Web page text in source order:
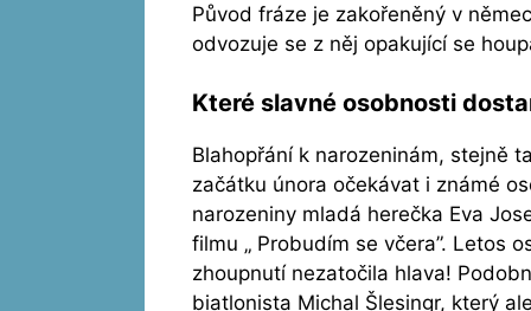
Původ fráze je zakořeněný v
odvozuje se z něj opakující se
Které slavné osobnosti
Blahopřání k narozeninám, stejně
začátku února očekávat i známé
narozeniny mladá herečka Eva
filmu „ Probudím se včera”. Letos
zhoupnutí nezatočila hlava!
biatlonista Michal Šlesingr, který